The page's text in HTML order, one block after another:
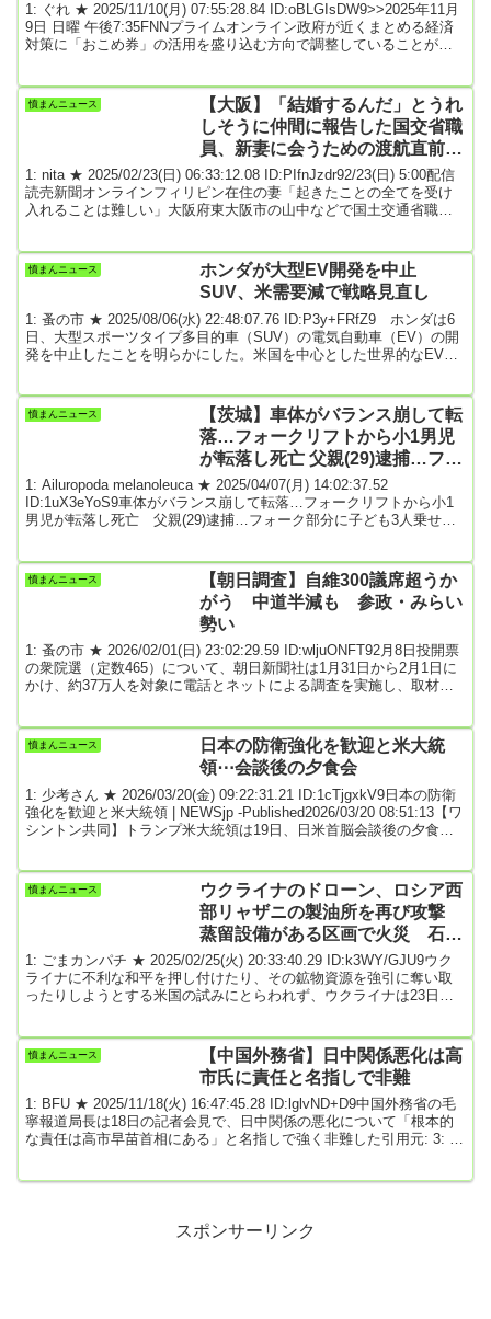
1: ぐれ ★ 2025/11/10(月) 07:55:28.84 ID:oBLGIsDW9>>2025年11月
9日 日曜 午後7:35FNNプライムオンライン政府が近くまとめる経済
対策に「おこめ券」の活用を盛り込む方向で調整していることがわ
国のスーパーで販売されたコメの平均価格は、5キログラムあたり
4235円だった。2週ぶりに値上がりし、5月中旬に記録した過去最高
憤まんニュース
【大阪】「結婚するんだ」とうれ
しそうに仲間に報告した国交省職
員、新妻に会うための渡航直前に
殺害か
1: nita ★ 2025/02/23(日) 06:33:12.08 ID:PIfnJzdr92/23(日) 5:00配信
読売新聞オンラインフィリピン在住の妻「起きたことの全てを受け
入れることは難しい」大阪府東大阪市の山中などで国土交通省職員
んを殺害して現金などを奪ったとして強盗殺人容疑で逮捕状を取っ
た。２３日にも再逮捕する方針。捜査関係者への取材でわかった。
憤まんニュース
ホンダが大型EV開発を中止
SUV、米需要減で戦略見直し
1: 蚤の市 ★ 2025/08/06(水) 22:48:07.76 ID:P3y+FRfZ9 ホンダは6
日、大型スポーツタイプ多目的車（SUV）の電気自動車（EV）の開
発を中止したことを明らかにした。米国を中心とした世界的なEV需
表。車種の構成や発売時期の変更を進めている。2025年08月06日 21
時16分 共同通信引用元: 16: 名無しどんぶらこ 2025/08...
憤まんニュース
【茨城】車体がバランス崩して転
落…フォークリフトから小1男児
が転落し死亡 父親(29)逮捕…フォ
ーク部分に子ども3人乗せる 筑西
市
1: Ailuropoda melanoleuca ★ 2025/04/07(月) 14:02:37.52
ID:1uX3eYoS9車体がバランス崩して転落…フォークリフトから小1
男児が転落し死亡 父親(29)逮捕…フォーク部分に子ども3人乗せ
ランスを崩して男児が転落していたとみられることがわかりまし
た。6日午後6時前、筑西市の市道で走行中のフォークリフトから小
憤まんニュース
【朝日調査】自維300議席超うか
がう 中道半減も 参政・みらい
勢い
1: 蚤の市 ★ 2026/02/01(日) 23:02:29.59 ID:wljuONFT92月8日投開票
の衆院選（定数465）について、朝日新聞社は1月31日から2月1日に
かけ、約37万人を対象に電話とネットによる調査を実施し、取材情
超をうかがう②中道改革連合はふるわず、公示前勢力（167議席）か
ら半減する可能性もある③国民民主党はほぼ横ばい④参政党、チー
憤まんニュース
日本の防衛強化を歓迎と米大統
領⋯会談後の夕食会
1: 少考さん ★ 2026/03/20(金) 09:22:31.21 ID:1cTjgxkV9日本の防衛
強化を歓迎と米大統領 | NEWSjp -Published2026/03/20 08:51:13【ワ
シントン共同】トランプ米大統領は19日、日米首脳会談後の夕食会
President Trump Participates in a Dinner with the Prime...
憤まんニュース
ウクライナのドローン、ロシア西
部リャザニの製油所を再び攻撃
蒸留設備がある区画で火災 石油
精製量はロシア全体の約5％
1: ごまカンパチ ★ 2025/02/25(火) 20:33:40.29 ID:k3WY/GJU9ウク
ライナに不利な和平を押し付けたり、その鉱物資源を強引に奪い取
ったりしようとする米国の試みにとらわれず、ウクライナは23日か
イナのドローン（無人機）は、モスクワの南東200km弱に位置し、
ウクライナとの国境から500km近く離れたロシア西部リャザニ州リ
ャザニ市にあるリャザニ製...
憤まんニュース
【中国外務省】日中関係悪化は高
市氏に責任と名指しで非難
1: BFU ★ 2025/11/18(火) 16:47:45.28 ID:lglvND+D9中国外務省の毛
寧報道局長は18日の記者会見で、日中関係の悪化について「根本的
な責任は高市早苗首相にある」と名指しで強く非難した引用元: 3: 名
スポンサーリンク